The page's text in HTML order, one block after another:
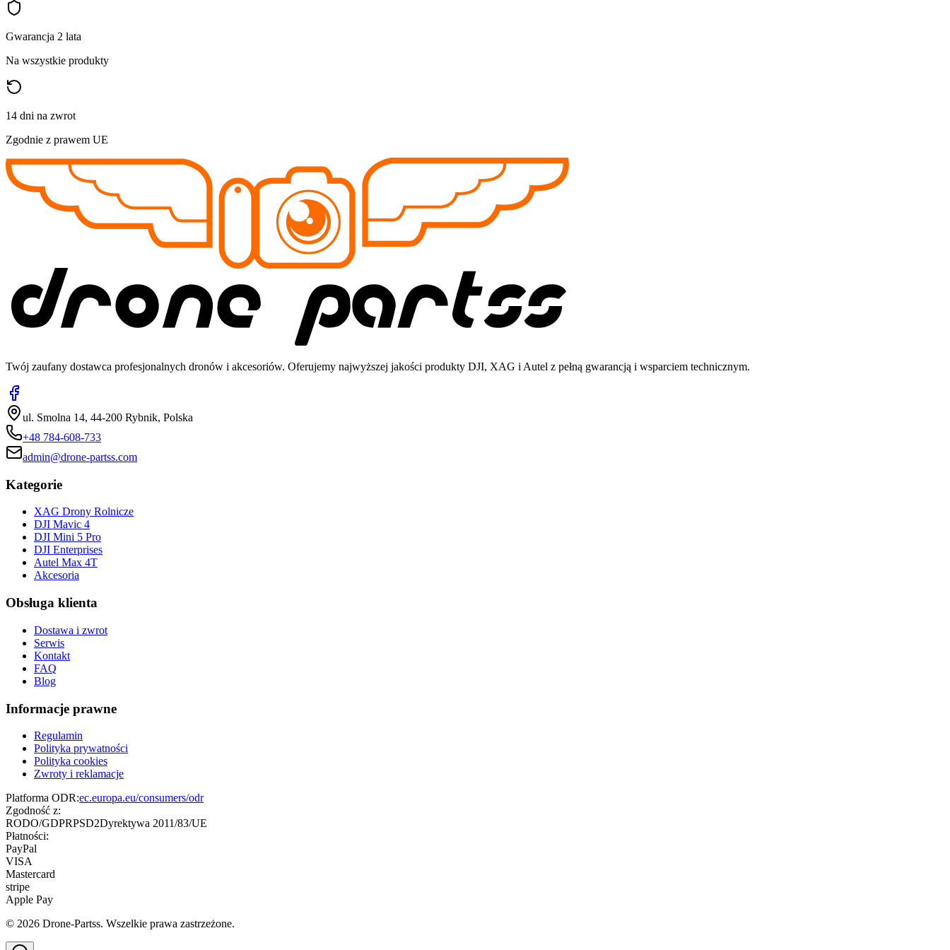
Gwarancja 2 lata
Na wszystkie produkty
14 dni na zwrot
Zgodnie z prawem UE
Twój zaufany dostawca profesjonalnych dronów i akcesoriów. Oferujemy najwyższej jakości produkty DJI, XAG i Autel z pełną gwarancją i wsparciem technicznym.
ul. Smolna 14, 44-200 Rybnik, Polska
+48 784-608-733
admin@drone-partss.com
Kategorie
XAG Drony Rolnicze
DJI Mavic 4
DJI Mini 5 Pro
DJI Enterprises
Autel Max 4T
Akcesoria
Obsługa klienta
Dostawa i zwrot
Serwis
Kontakt
FAQ
Blog
Informacje prawne
Regulamin
Polityka prywatności
Polityka cookies
Zwroty i reklamacje
Platforma ODR:ec.europa.eu/consumers/odr
Zgodność z:
RODO/GDPRPSD2Dyrektywa 2011/83/UE
Płatności:
PayPal
VISA
Mastercard
stripe
Apple Pay
© 2026 Drone-Partss. Wszelkie prawa zastrzeżone.